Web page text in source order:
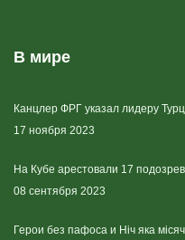
В мире
Канцлер ФРГ указал лидеру
17 ноября 2023
На Кубе арестовали 17
08 сентября 2023
Герои без пафоса и Ніч яка